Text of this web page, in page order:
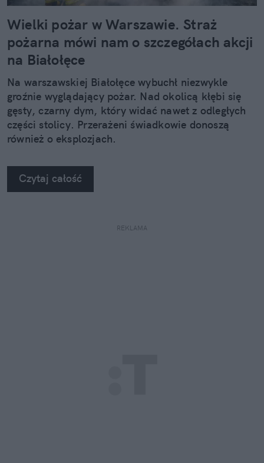
Wielki pożar w Warszawie. Straż
pożarna mówi nam o szczegółach akcji
na Białołęce
Na warszawskiej Białołęce wybuchł niezwykle
groźnie wyglądający pożar. Nad okolicą kłębi się
gęsty, czarny dym, który widać nawet z odległych
części stolicy. Przerażeni świadkowie donoszą
również o eksplozjach.
Czytaj całość
REKLAMA